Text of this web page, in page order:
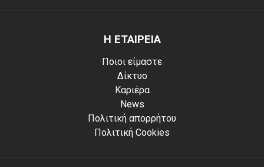
Η ΕΤΑΙΡΕΙΑ
Ποιοι είμαστε
Δίκτυο
Καριέρα
News
Πολιτική απορρήτου
Πολιτική Cookies